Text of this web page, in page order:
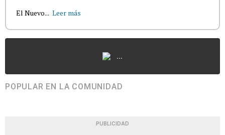
El Nuevo... Leer más
...
POPULAR EN LA COMUNIDAD
PUBLICIDAD